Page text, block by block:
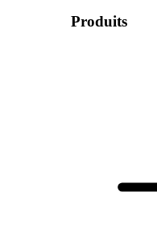
Produits